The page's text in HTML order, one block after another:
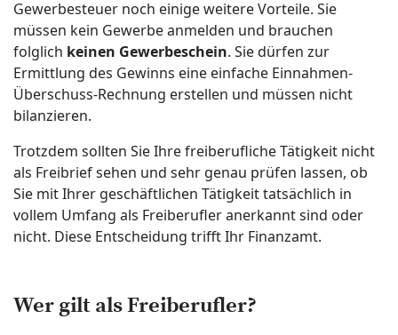
Gewerbesteuer noch einige weitere Vorteile. Sie
müssen kein Gewerbe anmelden und brauchen
folglich keinen Gewerbeschein. Sie dürfen zur
Ermittlung des Gewinns eine einfache Einnahmen-
Überschuss-Rechnung erstellen und müssen nicht
bilanzieren.
Trotzdem sollten Sie Ihre freiberufliche Tätigkeit nicht
als Freibrief sehen und sehr genau prüfen lassen, ob
Sie mit Ihrer geschäftlichen Tätigkeit tatsächlich in
vollem Umfang als Freiberufler anerkannt sind oder
nicht. Diese Entscheidung trifft Ihr Finanzamt.
Wer gilt als Freiberufler?